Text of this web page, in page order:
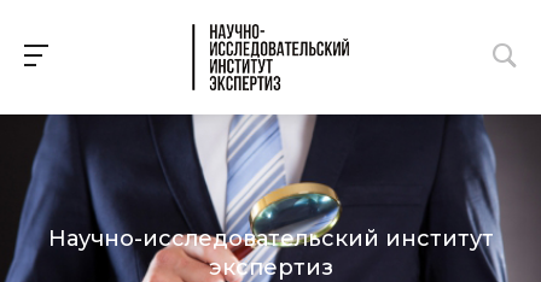
Научно-исследовательский институт
экспертиз